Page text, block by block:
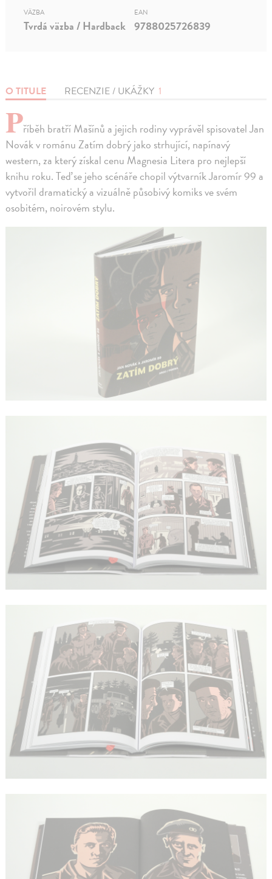
O TITULE RECENZIE / UKÁŽKY 1
Příběh bratří Mašínů a jejich rodiny vyprávěl spisovatel Jan
Novák v románu Zatím dobrý jako strhující, napínavý
western, za který získal cenu Magnesia Litera pro nejlepší
knihu roku. Teď se jeho scénáře chopil výtvarník Jaromír 99 a
vytvořil dramatický a vizuálně působivý komiks ve svém
osobitém, noirovém stylu.
VÄZBA
Tvrdá väzba / Hardback
EAN
9788025726839